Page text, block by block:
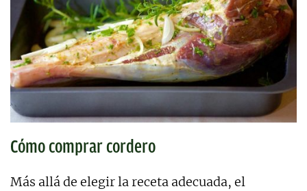
Cómo comprar cordero
Más allá de elegir la receta adecuada, el